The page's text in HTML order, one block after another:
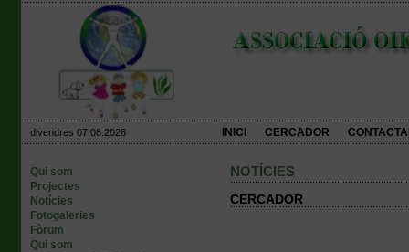
divendres 07.08.2026 INICI CERCADOR
Qui som
Projectes
Notícies
Fotogaleries
Fòrum
Qui som
NOTÍCIES
CERCADOR